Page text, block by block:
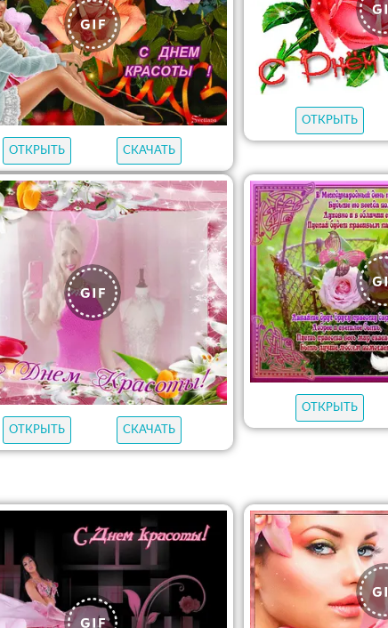
ОТКРЫТЬ СКАЧАТЬ
ОТКРЫТЬ
ОТКРЫТЬ СКАЧАТЬ
ОТКРЫТЬ